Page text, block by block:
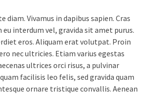
diam. Vivamus in dapibus sapien. Cras
interdum vel, gravida sit amet purus.
eros. Aliquam erat volutpat. Proin
nec ultricies. Etiam varius egestas
ultrices orci risus, a pulvinar
facilisis leo felis, sed gravida quam
ornare tristique convallis. Aenean